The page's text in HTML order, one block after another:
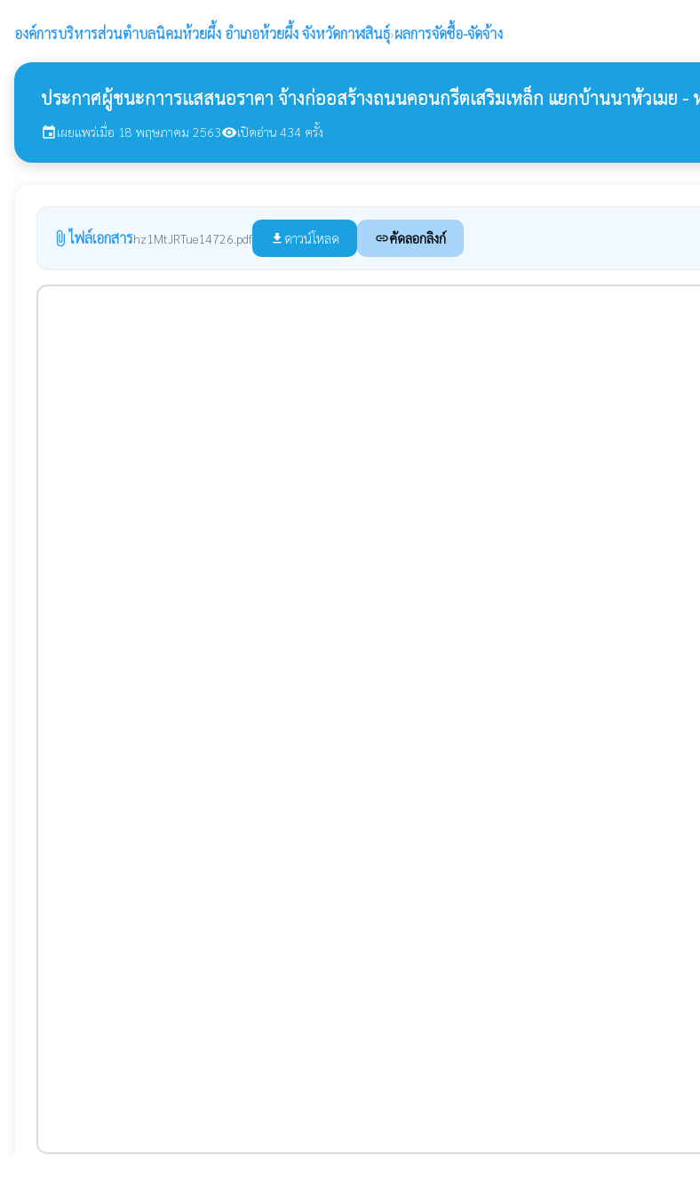
องค์การบริหารส่วนตำบลนิคมห้วยผึ้ง อำเภอห้วยผึ้ง จังหวัดกาฬสินธุ์›ผลการจัดซื้อ-จัดจ้าง
ประกาศผู้ชนะกาารเเสสนอราคา จ้างก่ออสร้างถนนคอนกรีตเสริมเหล็ก แยกบ้านนาหัวเมย -
eventเผยแพร่เมื่อ 18 พฤษภาคม 2563visibilityเปิดอ่าน 434 ครั้ง
attach_file ไฟล์เอกสารhz1MtJRTue14726.pdf file_download ดาวน์โหลด linkคัดลอกลิงก์